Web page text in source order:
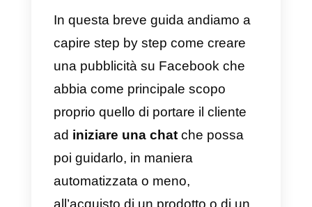
oggi questa si è trasformata in un
vero e propriostrumento
proattivo di vendita.
Per favorire e incentivare questa
tipologia di commercio
conversazionale, Facebook ha
introdotto la possibilità di creare